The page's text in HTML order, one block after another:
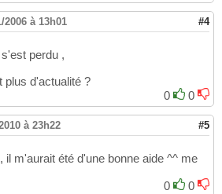
2006 à 13h01 #4
perdu ,
plus d'actualité ?
0
0
à 23h22 #5
il m'aurait été d'une bonne aide ^^ me
0
0